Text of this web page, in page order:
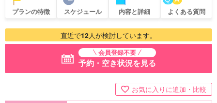
プランの特徴 スケジュール 内容と詳細 よくある質問
直近で12人が検討しています。
会員登録不要
予約・空き状況を見る
お気に入りに追加・比較